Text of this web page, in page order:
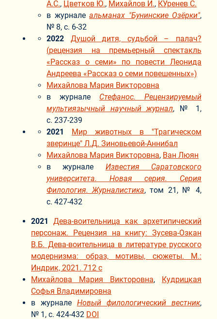
А.С., Цветков Ю., Михайлов И., КУренев С.
в журнале альманах "Бунинские Озёрки",
№ 8, с. 6-32
2022 Душой дитя, судьбой – палач?
(рецензия на премьерный спектакль
«Рассказ о семи» по повести Леонида
Андреева «Рассказ о семи повешенных»)
Михайлова Мария Викторовна
в журнале Стефанос. Рецензируемый
мультиязычный научный журнал, № 1,
с. 237-239
2021
Мир животных в "Трагическом
зверинце" Л.Д. Зиновьевой-Аннибал
Михайлова Мария Викторовна, Ван Люян
в журнале Известия Саратовского
университета. Новая серия. Серия
Филология. Журналистика, том 21, № 4,
с. 427-432
2021 Дева-воительница как архетипический
персонаж. Рецензия на книгу: Зусева-Озкан
В.Б. Дева-воительница в литературе русского
модернизма: образ, мотивы, сюжеты. М.:
Индрик, 2021. 712 с
Михайлова Мария Викторовна,
Кудрицкая
Софья Владимировна
в журнале Новый филологический вестник,
№ 1, с. 424-432 DOI